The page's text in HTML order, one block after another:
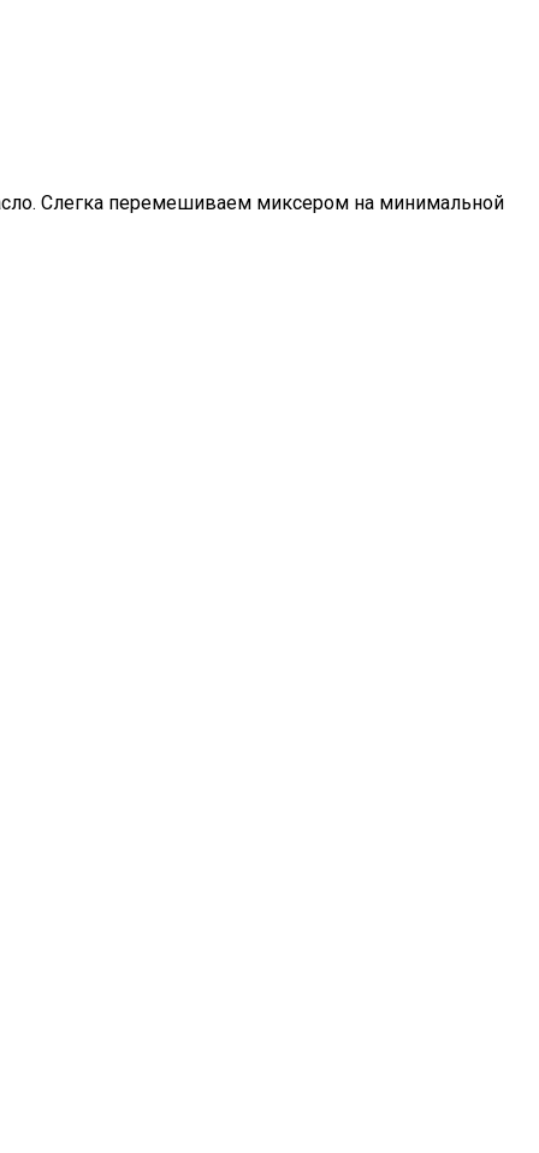
Слегка перемешиваем миксером на минимальной